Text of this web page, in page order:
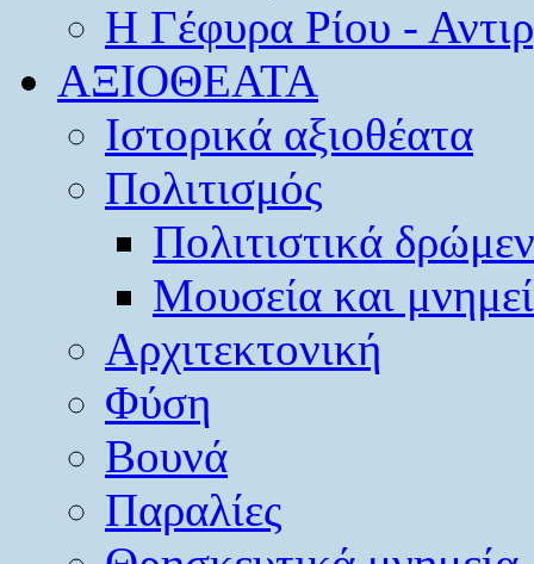
Η Γέφυρα Ρίου -
ΑΞΙΟΘΕΑΤΑ
Ιστορικά αξιοθέατα
Πολιτισμός
Πολιτιστικά
Μουσεία και
Αρχιτεκτονική
Φύση
Βουνά
Παραλίες